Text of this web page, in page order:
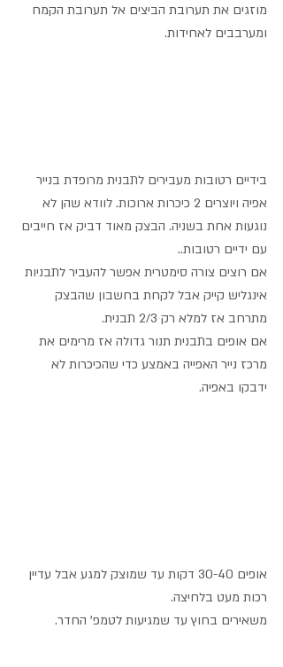
מוזגים את תערובת הביצים אל תערובת הקמח
ומערבבים לאחידות.
בידיים רטובות מעבירים לתבנית מרופדת בנייר
אפיה ויוצרים 2 כיכרות ארוכות. לוודא שהן לא
נוגעות אחת בשניה. הבצק מאוד דביק אז חייבים
עם ידיים רטובות..
אם רוצים צורה סימטרית אפשר להעביר לתבניות
אינגליש קייק אבל לקחת בחשבון שהבצק
מתרחב אז למלא רק 2/3 תבנית.
אם אופים בתבנית תנור גדולה אז מרימים את
מרכז נייר האפייה באמצע כדי שהכיכרות לא
ידבקו באפיה.
אופים 30-40 דקות עד שמוצק למגע אבל עדיין
רכות מעט בלחיצה.
משאירים בחוץ עד שמגיעות לטמפ' החדר.